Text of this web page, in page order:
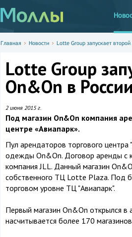
Главная Новости Lotte Group запускает
Lotte Group
On&On в России
2 июня 2015 г.
Под магазин On&On компания
центре «Авиапарк».
Пул арендаторов торгового
одежды On&On. Договор аренды с
компания JLL. Данный магазин
собственного ТЦ Lotte Plaza. Под
торговом уровне ТЦ "Авиапарк".
Первый магазин On&On открылся в
насчитывается более 170